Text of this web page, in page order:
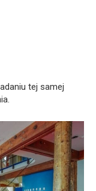
tej samej